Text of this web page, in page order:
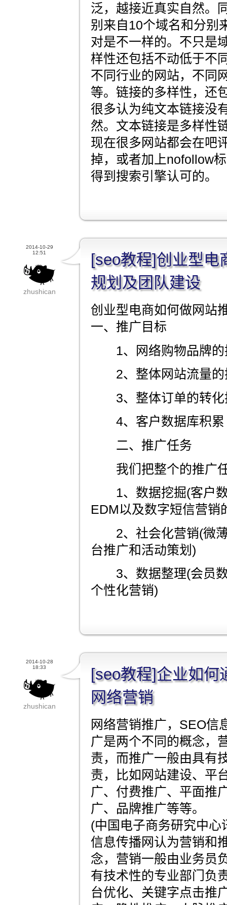
泛，越接近真实自然。
别来自10个域名和分别
对是不一样的。不只是
样性还包括不动低于不
不同行业的网站，不同
等。链接的多样性，还
很多认为纯文本链接没
然。文本链接是多样性
现在很多网站都会在吧
掉，或者加上nofollow
得到搜索引擎认可的。
2014-10-29
12:51
zhushican
[seo教程]创业型电
规划及团队建设
创业型电商如何做网站
一、推广目标
1、网络购物品牌的
2、整体网站流量的
3、整体订单的转化
4、客户数据库积累
二、推广任务
我们把整个的推广
1、数据挖掘(客户数
EDM以及数字短信营销
2、社会化营销(微薄
台推广和活动策划)
3、数据整理(会员数
个性化营销)
2014-10-28
18:33
zhushican
[seo教程]企业如何
网络营销
网络营销推广，SEO信
广是两个不同的概念，
责，而推广一般由具有
责，比如网站建设、平
广、付费推广、平面推
广、品牌推广等等。
(中国电子商务研究中
信息传播网认为营销和
念，营销一般由业务员
有技术性的专业部门负
台优化、关键字点击推